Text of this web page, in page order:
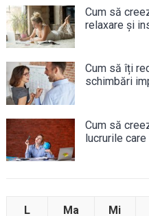
Cum să
relaxare și
Cum să îți
schimbări
Cum să
lucrurile
L Ma Mi